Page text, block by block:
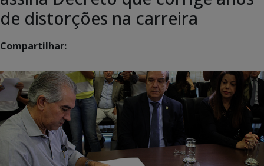
de distorções na carreira
Compartilhar: